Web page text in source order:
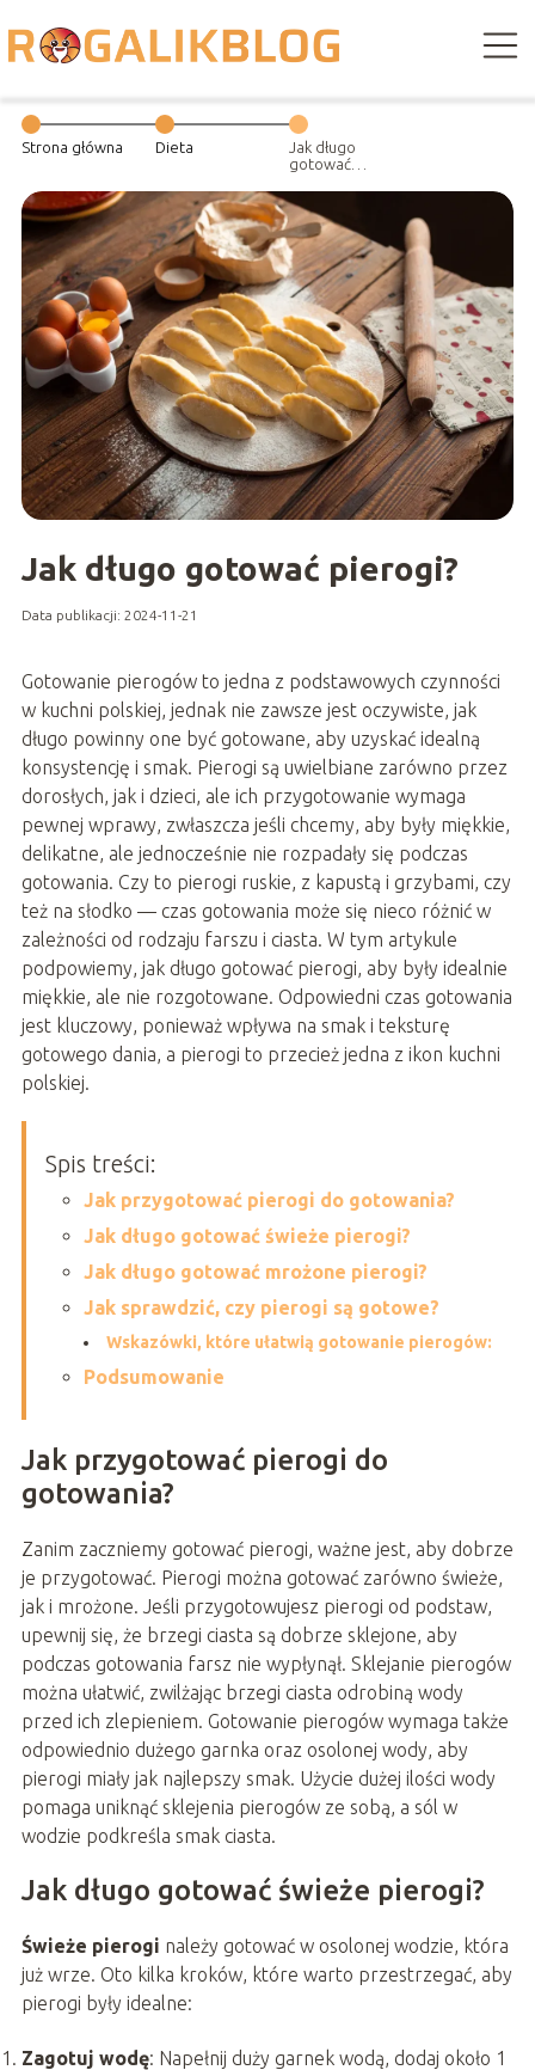
Strona główna Dieta
Jak długo
gotować
Jak długo gotować pierogi?
Data publikacji: 2024-11-21
Gotowanie pierogów to jedna z podstawowych czynności
w kuchni polskiej, jednak nie zawsze jest oczywiste, jak
długo powinny one być gotowane, aby uzyskać idealną
konsystencję i smak. Pierogi są uwielbiane zarówno przez
dorosłych, jak i dzieci, ale ich przygotowanie wymaga
pewnej wprawy, zwłaszcza jeśli chcemy, aby były miękkie,
delikatne, ale jednocześnie nie rozpadały się podczas
gotowania. Czy to pierogi ruskie, z kapustą i grzybami, czy
też na słodko — czas gotowania może się nieco różnić w
zależności od rodzaju farszu i ciasta. W tym artykule
podpowiemy, jak długo gotować pierogi, aby były idealnie
miękkie, ale nie rozgotowane. Odpowiedni czas gotowania
jest kluczowy, ponieważ wpływa na smak i teksturę
gotowego dania, a pierogi to przecież jedna z ikon kuchni
polskiej.
Spis treści:
Jak przygotować pierogi do gotowania?
Jak długo gotować świeże pierogi?
Jak długo gotować mrożone pierogi?
Jak sprawdzić, czy pierogi są gotowe?
Wskazówki, które ułatwią gotowanie pierogów:
Podsumowanie
Jak przygotować pierogi do
gotowania?
Zanim zaczniemy gotować pierogi, ważne jest, aby dobrze
je przygotować. Pierogi można gotować zarówno świeże,
jak i mrożone. Jeśli przygotowujesz pierogi od podstaw,
upewnij się, że brzegi ciasta są dobrze sklejone, aby
podczas gotowania farsz nie wypłynął. Sklejanie pierogów
można ułatwić, zwilżając brzegi ciasta odrobiną wody
przed ich zlepieniem. Gotowanie pierogów wymaga także
odpowiednio dużego garnka oraz osolonej wody, aby
pierogi miały jak najlepszy smak. Użycie dużej ilości wody
pomaga uniknąć sklejenia pierogów ze sobą, a sól w
wodzie podkreśla smak ciasta.
Jak długo gotować świeże pierogi?
Świeże pierogi należy gotować w osolonej wodzie, która
już wrze. Oto kilka kroków, które warto przestrzegać, aby
pierogi były idealne:
Zagotuj wodę: Napełnij duży garnek wodą, dodaj około 1